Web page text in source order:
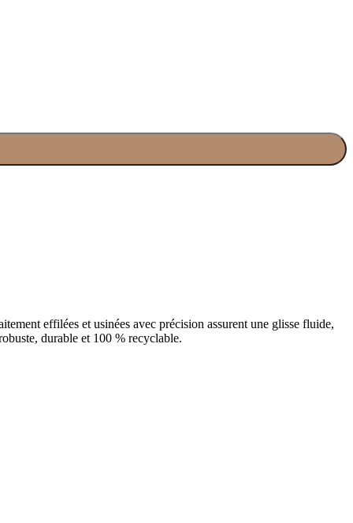
effilées et usinées avec précision assurent une glisse fluide,
durable et 100 % recyclable.